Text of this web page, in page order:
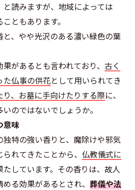
読みますが、地域によっては
ともあります。
、やや光沢のある濃い緑色の葉
があるとも言われており、 古く
た仏事の供花として用いられてき
り、お墓に手向けたりする際に、
のではないでしょうか。
意味
特の強い香りと、魔除けや邪気
れてきたことから、 仏教儀式に
たしています。その香りは、故人
る効果があるとされ、 葬儀や法